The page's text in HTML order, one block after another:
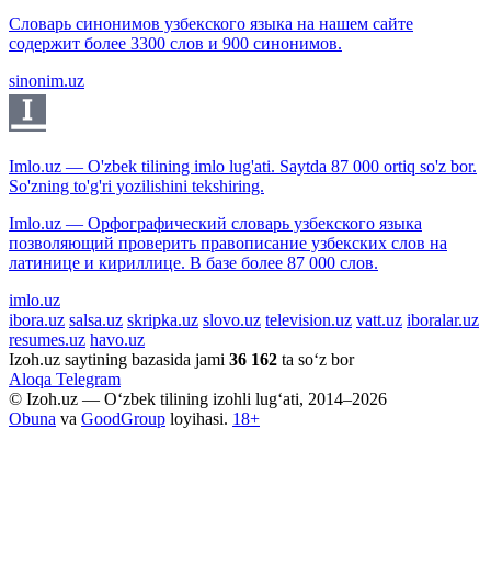
Словарь синонимов узбекского языка на нашем сайте
содержит более 3300 слов и 900 синонимов.
sinonim.uz
Imlo.uz — O'zbek tilining imlo lug'ati. Saytda 87 000 ortiq so'z bor.
So'zning to'g'ri yozilishini tekshiring.
Imlo.uz — Орфографический словарь узбекского языка
позволяющий проверить правописание узбекских слов на
латинице и кириллице. В базе более 87 000 слов.
imlo.uz
ibora.uz salsa.uz skripka.uz slovo.uz television.uz vatt.uz iboralar.uz
resumes.uz havo.uz
Izoh.uz saytining bazasida jami 36 162 ta so‘z bor
Aloqa Telegram
© Izoh.uz — O‘zbek tilining izohli lug‘ati, 2014–2026
Obuna va GoodGroup loyihasi. 18+